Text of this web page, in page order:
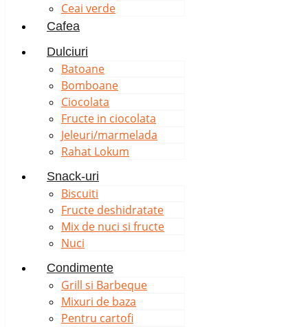
Ceai verde
Cafea
Dulciuri
Batoane
Bomboane
Ciocolata
Fructe in ciocolata
Jeleuri/marmelada
Rahat Lokum
Snack-uri
Biscuiti
Fructe deshidratate
Mix de nuci si fructe
Nuci
Condimente
Grill si Barbeque
Mixuri de baza
Pentru cartofi